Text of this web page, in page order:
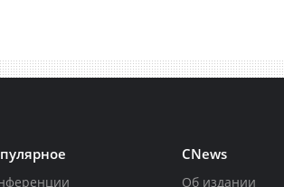
CNews
Об издании